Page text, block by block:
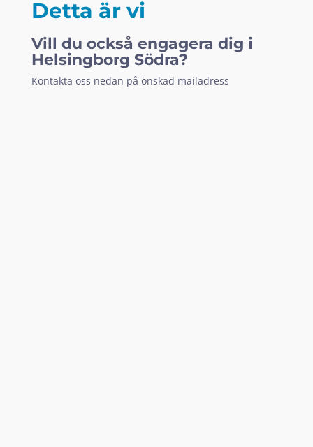
Detta är vi
Vill du också engagera dig i
Helsingborg Södra?
Kontakta oss nedan på önskad mailadress